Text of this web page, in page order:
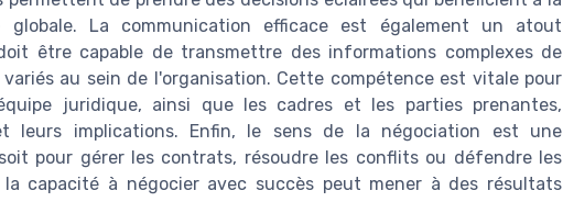
La communication efficace est également un atout
être capable de transmettre des informations complexes de
au sein de l'organisation. Cette compétence est vitale pour
juridique, ainsi que les cadres et les parties prenantes,
leurs implications. Enfin, le sens de la négociation est une
pour gérer les contrats, résoudre les conflits ou défendre les
capacité à négocier avec succès peut mener à des résultats